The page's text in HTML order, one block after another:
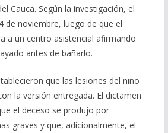
Cauca. Según la investigación, el
de noviembre, luego de que el
a un centro asistencial afirmando
antes de bañarlo.
que las lesiones del niño
la versión entregada. El dictamen
el deceso se produjo por
graves y que, adicionalmente, el